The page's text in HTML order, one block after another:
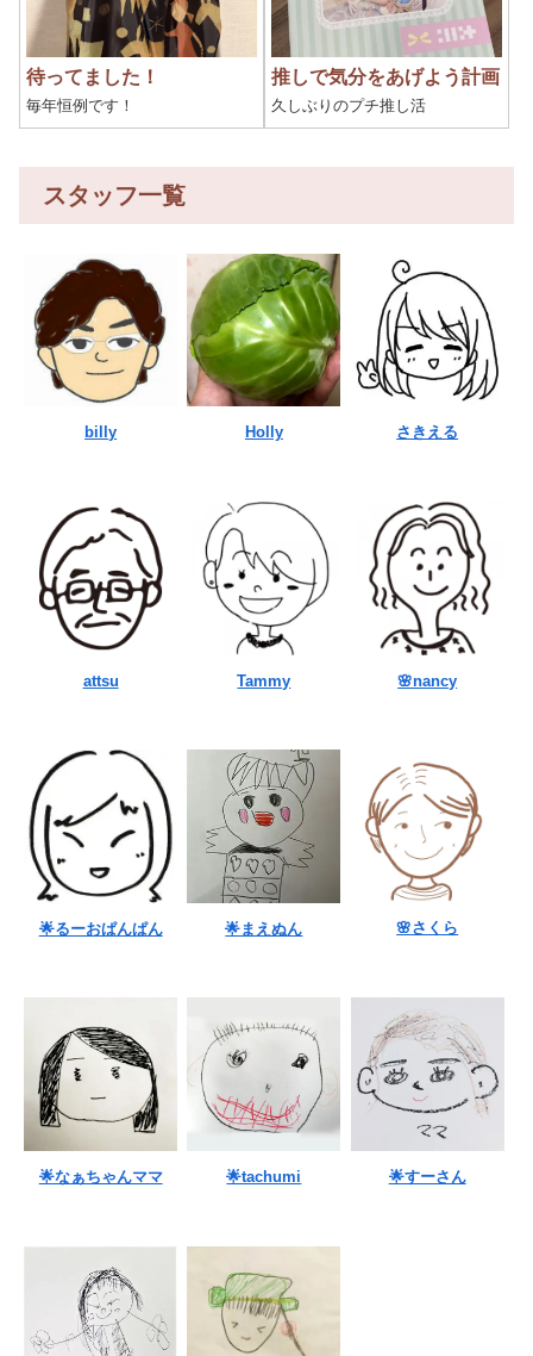
待ってました！
毎年恒例です！
推しで気分をあげよう計画
久しぶりのプチ推し活
スタッフ一覧
billy Holly さきえる
attsu Tammy 🌸nancy
🌟るーおぱんぱん 🌟まえぬん 🌸さくら
🌟なぁちゃんママ 🌟tachumi 🌟すーさん